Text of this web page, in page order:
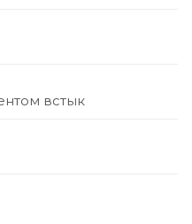
встык